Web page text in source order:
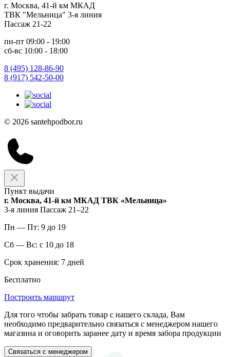
г. Москва, 41-й км МКАД
ТВК "Мельница" 3-я линия
Пассаж 21-22
пн-пт 09:00 - 19:00
сб-вс 10:00 - 18:00
8 (495) 128-86-90
8 (917) 542-50-00
© 2026 santehpodbor.ru
Пункт выдачи
г. Москва, 41-й км МКАД ТВК «Мельница»
3-я линия Пассаж 21–22
Пн — Пт: 9 до 19
Сб — Вс: с 10 до 18
Срок хранения: 7 дней
Бесплатно
Построить маршрут
Для того чтобы забрать товар с нашего склада, Вам
необходимо предварительно связаться с менеджером нашего
магазина и оговорить заранее дату и время забора продукции
Связаться с менеджером